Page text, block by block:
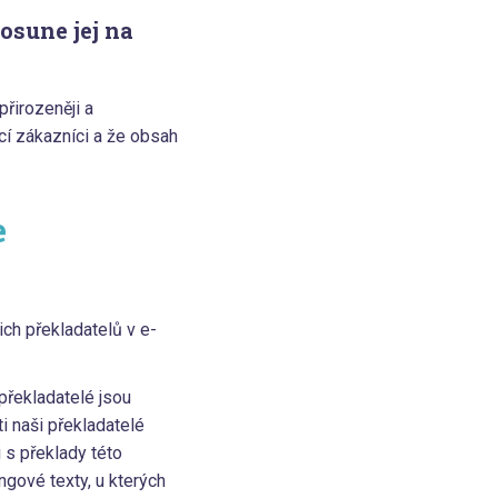
jej na
a
zákazníci a že obsah
překladatelů v e-
jsou
naši překladatelé
s překlady této
texty, u kterých